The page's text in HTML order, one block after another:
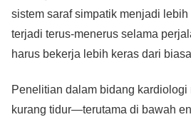
sistem saraf simpatik menjadi
terjadi terus-menerus selama
harus bekerja lebih keras dari
Penelitian dalam bidang
kurang tidur—terutama di bawah